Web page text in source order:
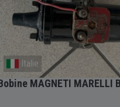
Italie
MAGNETI MARELLI